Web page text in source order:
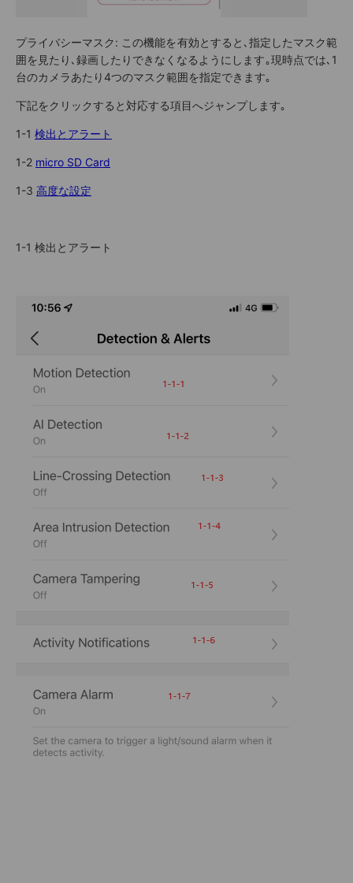
プライバシーマスク: この機能を有効とすると､指定したマスク範
囲を見たり､録画したりできなくなるようにします｡現時点では､1
台のカメラあたり4つのマスク範囲を指定できます｡
下記をクリックすると対応する項目へジャンプします｡
1-1 検出とアラート
1-2 micro SD Card
1-3 高度な設定
1-1 検出とアラート